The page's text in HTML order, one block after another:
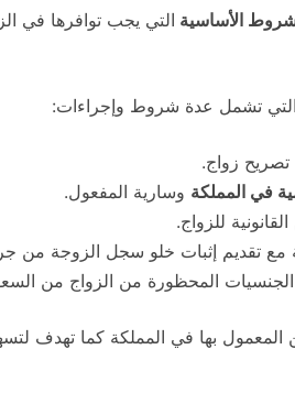
الأساسية التي يجب توافرها في
والتي تشمل عدة شروط وإجراءات:
زواج.
في المملكة وسارية المفعول.
للزواج.
مع تقديم إثبات خلو سجل الزوجة من
المحظورة من الزواج من
بها في المملكة كما تهدف